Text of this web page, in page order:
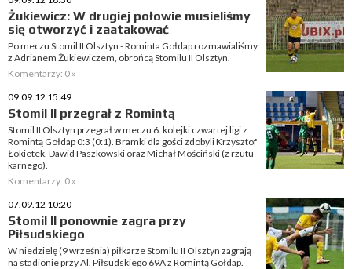
Żukiewicz: W drugiej połowie musieliśmy
się otworzyć i zaatakować
Po meczu Stomil II Olsztyn - Rominta Gołdap rozmawialiśmy
z Adrianem Żukiewiczem, obrońcą Stomilu II Olsztyn.
Komentarzy: 0 »
09.09.12 15:49
Stomil II przegrał z Romintą
Stomil II Olsztyn przegrał w meczu 6. kolejki czwartej ligi z
Romintą Gołdap 0:3 (0:1). Bramki dla gości zdobyli Krzysztof
Łokietek, Dawid Paszkowski oraz Michał Mościński (z rzutu
karnego).
Komentarzy: 0 »
07.09.12 10:20
Stomil II ponownie zagra przy
Piłsudskiego
W niedzielę (9 września) piłkarze Stomilu II Olsztyn zagrają
na stadionie przy Al. Piłsudskiego 69A z Romintą Gołdap.